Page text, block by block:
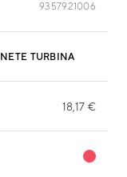
9357921006
TURBINA
18,17 €